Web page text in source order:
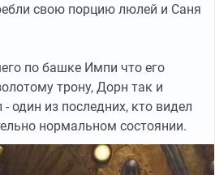
свою порцию люлей и Саня
по башке Импи что его
трону, Дорн так и
один из последних, кто видел
нормальном состоянии.